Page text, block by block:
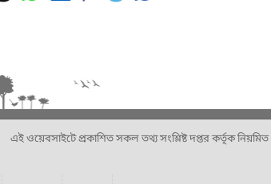
এই ওয়েবসাইটে প্রকাশিত সকল তথ্য সংশ্লিষ্ট দপ্তর কর্তৃক নিয়মিত